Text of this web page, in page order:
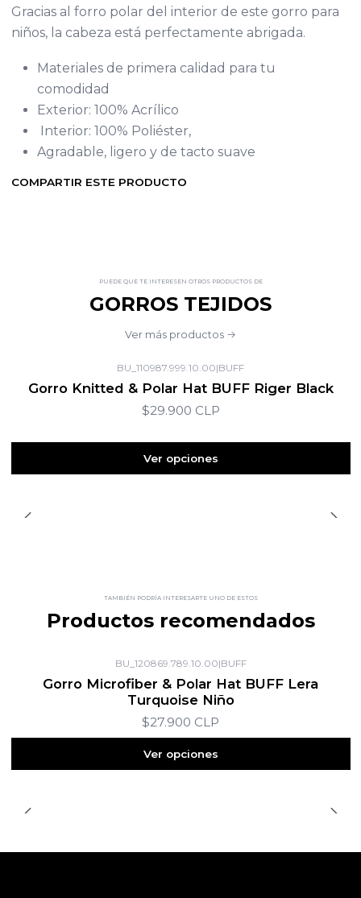
Gracias al forro polar del interior de este gorro para
niños, la cabeza está perfectamente abrigada.
Materiales de primera calidad para tu
comodidad
Exterior: 100% Acrílico
Interior: 100% Poliéster,
Agradable, ligero y de tacto suave
COMPARTIR ESTE PRODUCTO
PUEDE QUE TE INTERESEN OTROS PRODUCTOS DE
GORROS TEJIDOS
Ver más productos
BU_110987.999.10.00|BUFF
Gorro Knitted & Polar Hat BUFF Riger Black
$29.900 CLP
Ver opciones
TAMBIÉN PODRÍA INTERESARTE UNO DE ESTOS
Productos recomendados
BU_120869.789.10.00|BUFF
Gorro Microfiber & Polar Hat BUFF Lera
Turquoise Niño
$27.900 CLP
Ver opciones